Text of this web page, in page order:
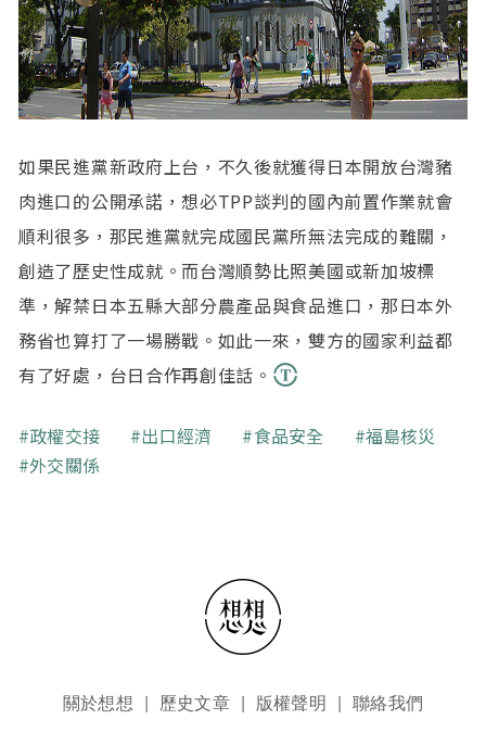
如果民進黨新政府上台，不久後就獲得日本開放台灣豬
肉進口的公開承諾，想必TPP談判的國內前置作業就會
順利很多，那民進黨就完成國民黨所無法完成的難關，
創造了歷史性成就。而台灣順勢比照美國或新加坡標
準，解禁日本五縣大部分農產品與食品進口，那日本外
務省也算打了一場勝戰。如此一來，雙方的國家利益都
有了好處，台日合作再創佳話。
關鍵字
政權交接 出口經濟 食品安全
福島核災
外交關係
頁尾選單關於想想 歷史文章 版權聲明 聯絡我們